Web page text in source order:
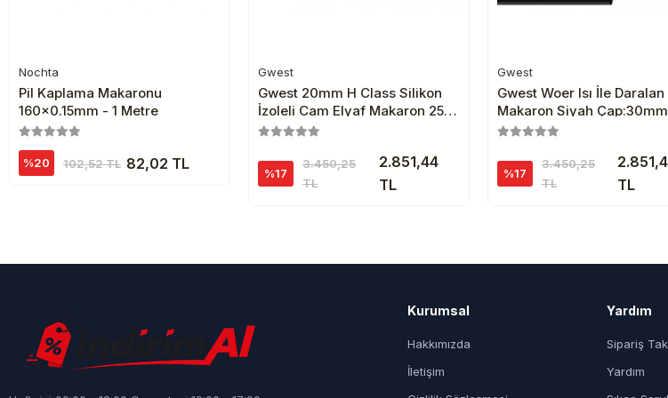
Sepete Ekle
Nochta
Pil Kaplama Makaronu
160x0.15mm - 1 Metre
%20 102,52 TL 82,02 TL
Sepete Ekle
Gwest
Gwest 20mm H Class Silikon
İzoleli Cam Elyaf Makaron 25
Metre
%17
3.450,25
TL
2.851,44
TL
Sepete Ekle
Gwest
Gwest Woer Isı İle Daralan
Makaron Siyah
Metre
%17
3.450,25
TL
TL
Kurumsal
Hakkımızda
İletişim
Yardım
Sipariş
Yardım